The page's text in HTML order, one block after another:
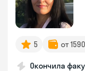
5 от
Окончила